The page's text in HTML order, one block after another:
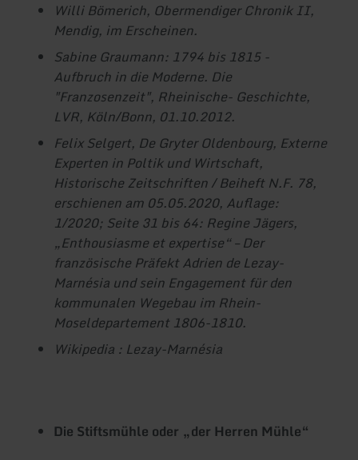
Willi Bömerich, Obermendiger Chronik II,
Mendig, im Erscheinen.
Sabine Graumann: 1794 bis 1815 -
Aufbruch in die Moderne. Die
"Franzosenzeit", Rheinische- Geschichte,
LVR, Köln/Bonn, 01.10.2012.
Felix Selgert, De Gryter Oldenbourg, Externe
Experten in Poltik und Wirtschaft,
Historische Zeitschriften / Beiheft N.F. 78,
erschienen am 05.05.2020, Auflage:
1/2020; Seite 31 bis 64: Regine Jägers,
„Enthousiasme et expertise“ – Der
französische Präfekt Adrien de Lezay-
Marnésia und sein Engagement für den
kommunalen Wegebau im Rhein-
Moseldepartement 1806-1810.
Wikipedia : Lezay-Marnésia
Die Stiftsmühle oder „der Herren Mühle“